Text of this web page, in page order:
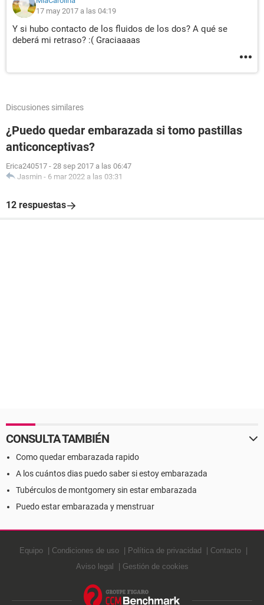
17 may 2017 a las 04:19
Y si hubo contacto de los fluidos de los dos? A qué se
deberá mi retraso? :( Graciaaaas
Discusiones similares
¿Puedo quedar embarazada si tomo pastillas
anticonceptivas?
Erica240517 - 28 sep 2017 a las 06:47
Jasmin - 6 mar 2022 a las 03:31
12 respuestas
CONSULTA TAMBIÉN
Como quedar embarazada rapido
A los cuántos dias puedo saber si estoy embarazada
Tubérculos de montgomery sin estar embarazada
Puedo estar embarazada y menstruar
Equipo Condiciones de uso Política de privacidad
Contacto
Aviso legal
Gestión de cookies